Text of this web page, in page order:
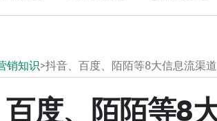
销知识>抖音、百度、陌陌等8大信息流渠
度、陌陌等8